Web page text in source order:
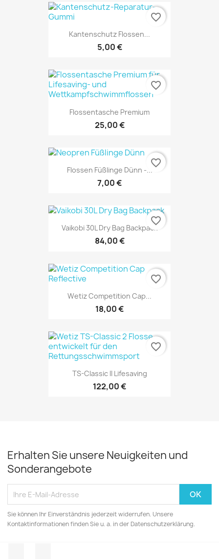
Kantenschutz Flossen...
5,00 €
favorite_border
Flossentasche Premium
25,00 €
favorite_border
Flossen Füßlinge Dünn -...
7,00 €
favorite_border
Vaikobi 30L Dry Bag Backpack
84,00 €
favorite_border
Wetiz Competition Cap...
18,00 €
favorite_border
TS-Classic II Lifesaving
122,00 €
favorite_border
Erhalten Sie unsere Neuigkeiten und
Sonderangebote
Sie können Ihr Einverständnis jederzeit widerrufen. Unsere
Kontaktinformationen finden Sie u. a. in der Datenschutzerklärung.